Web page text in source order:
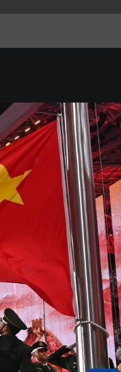
网住夏日氛围 ...